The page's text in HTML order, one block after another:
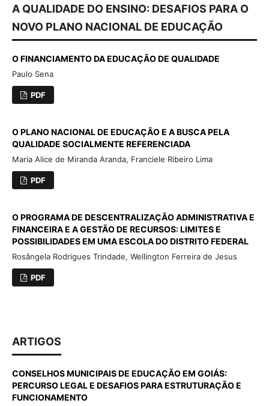
A QUALIDADE DO ENSINO: DESAFIOS PARA O
NOVO PLANO NACIONAL DE EDUCAÇÃO
O FINANCIAMENTO DA EDUCAÇÃO DE QUALIDADE
Paulo Sena
PDF
O PLANO NACIONAL DE EDUCAÇÃO E A BUSCA PELA
QUALIDADE SOCIALMENTE REFERENCIADA
Maria Alice de Miranda Aranda, Franciele Ribeiro Lima
PDF
O PROGRAMA DE DESCENTRALIZAÇÃO ADMINISTRATIVA E
FINANCEIRA E A GESTÃO DE RECURSOS: LIMITES E
POSSIBILIDADES EM UMA ESCOLA DO DISTRITO FEDERAL
Rosângela Rodrigues Trindade, Wellington Ferreira de Jesus
PDF
ARTIGOS
CONSELHOS MUNICIPAIS DE EDUCAÇÃO EM GOIÁS:
PERCURSO LEGAL E DESAFIOS PARA ESTRUTURAÇÃO E
FUNCIONAMENTO